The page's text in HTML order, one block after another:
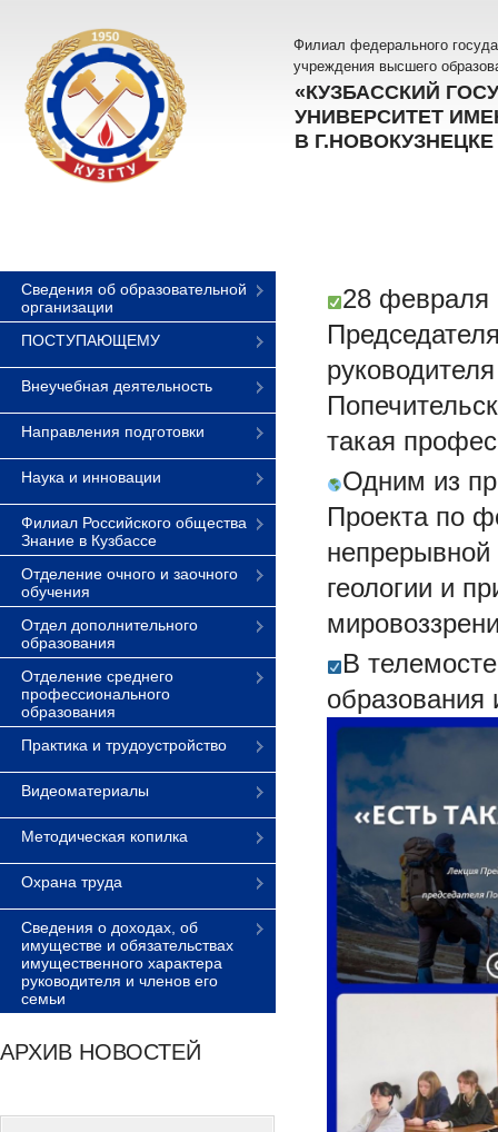
Филиал федерального
учреждения высшего
«КУЗБАССКИЙ
УНИВЕРСИТЕТ
В Г.НОВОКУЗНЕЦКЕ
Сведения об образовательной
организации
ПОСТУПАЮЩЕМУ
Внеучебная деятельность
Направления подготовки
Наука и инновации
Филиал Российского общества
Знание в Кузбассе
Отделение очного и заочного
обучения
Отдел дополнительного
образования
Отделение среднего
профессионального
образования
Практика и трудоустройство
Видеоматериалы
Методическая копилка
Охрана труда
Сведения о доходах, об
имуществе и обязательствах
имущественного характера
руководителя и членов его
семьи
АРХИВ НОВОСТЕЙ
28 февраля
такая
Одним из
Проекта по
геологии и
В